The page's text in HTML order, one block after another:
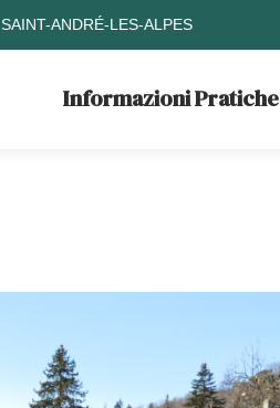
SAINT-ANDRÉ-LES-ALPES
Informazioni Pratiche